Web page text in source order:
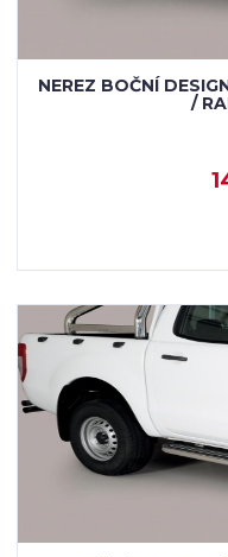
NEREZ BOČNÍ
/